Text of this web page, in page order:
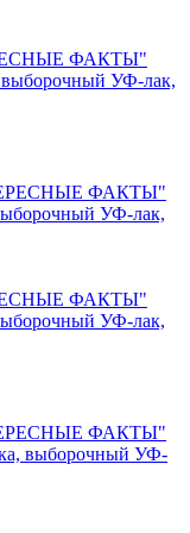
ФАКТЫ"
УФ-лак,
ФАКТЫ"
УФ-лак,